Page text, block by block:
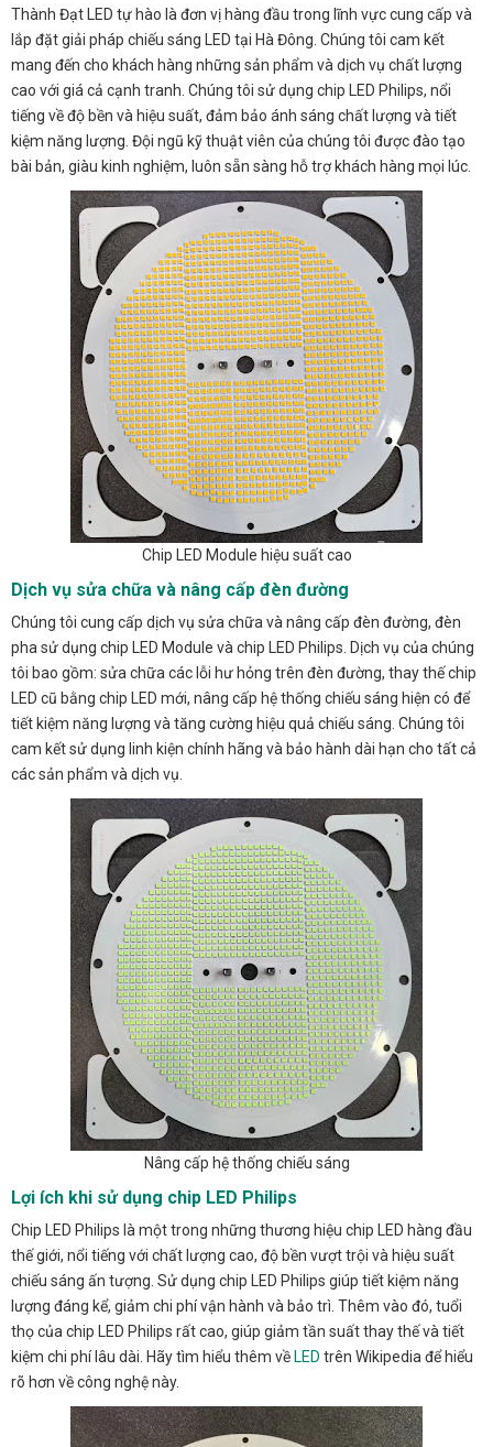
Thành Đạt LED tự hào là đơn vị hàng đầu trong lĩnh vực cung cấp và
lắp đặt giải pháp chiếu sáng LED tại Hà Đông. Chúng tôi cam kết
mang đến cho khách hàng những sản phẩm và dịch vụ chất lượng
cao với giá cả cạnh tranh. Chúng tôi sử dụng chip LED Philips, nổi
tiếng về độ bền và hiệu suất, đảm bảo ánh sáng chất lượng và tiết
kiệm năng lượng. Đội ngũ kỹ thuật viên của chúng tôi được đào tạo
bài bản, giàu kinh nghiệm, luôn sẵn sàng hỗ trợ khách hàng mọi lúc.
Chip LED Module hiệu suất cao
Dịch vụ sửa chữa và nâng cấp đèn đường
Chúng tôi cung cấp dịch vụ sửa chữa và nâng cấp đèn đường, đèn
pha sử dụng chip LED Module và chip LED Philips. Dịch vụ của chúng
tôi bao gồm: sửa chữa các lỗi hư hỏng trên đèn đường, thay thế chip
LED cũ bằng chip LED mới, nâng cấp hệ thống chiếu sáng hiện có để
tiết kiệm năng lượng và tăng cường hiệu quả chiếu sáng. Chúng tôi
cam kết sử dụng linh kiện chính hãng và bảo hành dài hạn cho tất cả
các sản phẩm và dịch vụ.
Nâng cấp hệ thống chiếu sáng
Lợi ích khi sử dụng chip LED Philips
Chip LED Philips là một trong những thương hiệu chip LED hàng đầu
thế giới, nổi tiếng với chất lượng cao, độ bền vượt trội và hiệu suất
chiếu sáng ấn tượng. Sử dụng chip LED Philips giúp tiết kiệm năng
lượng đáng kể, giảm chi phí vận hành và bảo trì. Thêm vào đó, tuổi
thọ của chip LED Philips rất cao, giúp giảm tần suất thay thế và tiết
kiệm chi phí lâu dài. Hãy tìm hiểu thêm về LED trên Wikipedia để hiểu
rõ hơn về công nghệ này.